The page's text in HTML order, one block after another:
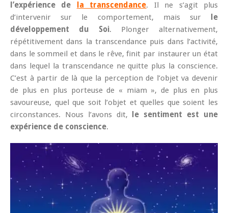
l’expérience de
la transcendance. Il ne s’agit plus
d’intervenir sur le comportement, mais sur
le
développement du Soi. Plonger alternativement,
répétitivement dans la transcendance puis dans l’activité,
dans le sommeil et dans le rêve, finit par instaurer un état
dans lequel la transcendance ne quitte plus la conscience.
C’est à partir de là que la perception de l’objet va devenir
de plus en plus porteuse de « miam », de plus en plus
savoureuse, quel que soit l’objet et quelles que soient les
circonstances. Nous l’avons dit,
le sentiment est une
expérience de conscience.